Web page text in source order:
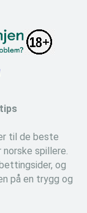
til de beste
spillere.
og
på en trygg og